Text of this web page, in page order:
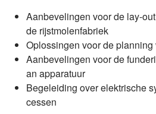
Aanbevelingen voor de lay-
de rijstmolenfabriek
Oplossingen voor de
Aanbevelingen voor de
an apparatuur
Begeleiding over elektrische
cessen